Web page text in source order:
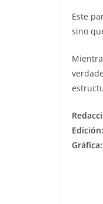
Este
sino
Gráfica: